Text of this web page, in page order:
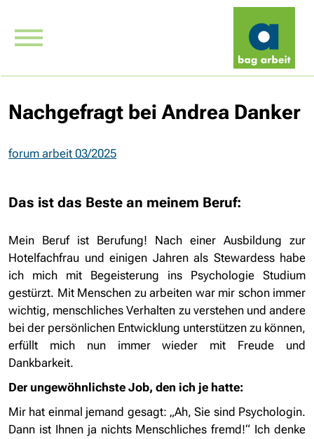
Nachgefragt bei Andrea Danker
forum arbeit 03/2025
Das ist das Beste an meinem Beruf:
Mein Beruf ist Berufung! Nach einer Ausbildung zur
Hotelfachfrau und einigen Jahren als Stewardess habe
ich mich mit Begeisterung ins Psychologie Studium
gestürzt. Mit Menschen zu arbeiten war mir schon immer
wichtig, menschliches Verhalten zu verstehen und andere
bei der persönlichen Entwicklung unterstützen zu können,
erfüllt mich nun immer wieder mit Freude und
Dankbarkeit.
Der ungewöhnlichste Job, den ich je hatte:
Mir hat einmal jemand gesagt: „Ah, Sie sind Psychologin.
Dann ist Ihnen ja nichts Menschliches fremd!“ Ich denke